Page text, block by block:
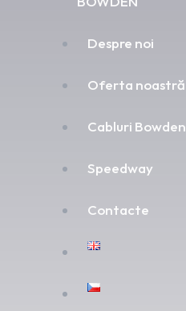
Despre noi
Oferta noastră
Cabluri Bowden
Speedway
Contacte